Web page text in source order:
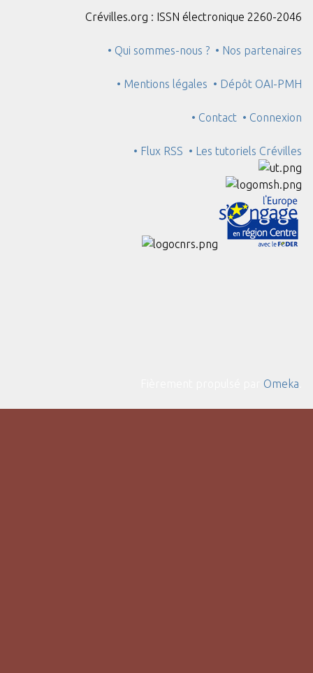
Crévilles.org : ISSN électronique 2260-2046
• Qui sommes-nous ? • Nos partenaires
• Mentions légales • Dépôt OAI-PMH
• Contact • Connexion
• Flux RSS • Les tutoriels Crévilles
Omeka